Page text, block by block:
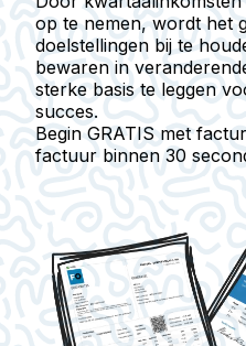
op te nemen, wordt het
doelstellingen bij te
bewaren in
sterke basis te leggen
succes.
Begin GRATIS met
factuur binnen 30